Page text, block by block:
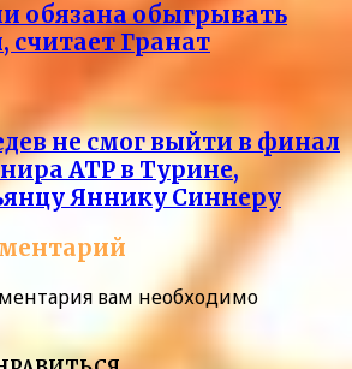
обязана обыгрывать
считает Гранат
не смог выйти в финал
ATP в Турине,
Яннику Синнеру
вам необходимо